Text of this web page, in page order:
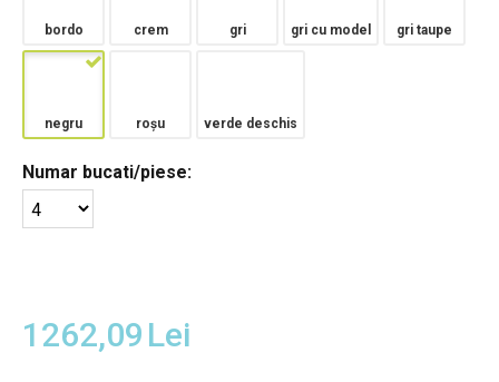
bordo crem gri gri cu model gri taupe
negru roșu verde deschis
Numar bucati/piese:
1262,09 Lei